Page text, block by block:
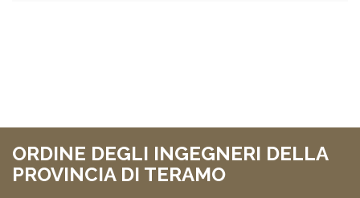
ORDINE DEGLI INGEGNERI DELLA
PROVINCIA DI TERAMO